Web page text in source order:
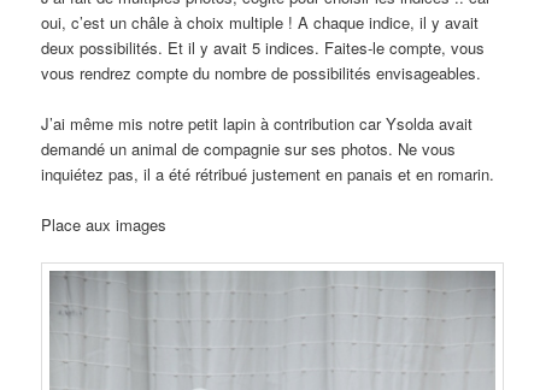
oui, c’est un châle à choix multiple ! A chaque indice, il y avait
deux possibilités. Et il y avait 5 indices. Faites-le compte, vous
vous rendrez compte du nombre de possibilités envisageables.
J’ai même mis notre petit lapin à contribution car Ysolda avait
demandé un animal de compagnie sur ses photos. Ne vous
inquiétez pas, il a été rétribué justement en panais et en romarin.
Place aux images